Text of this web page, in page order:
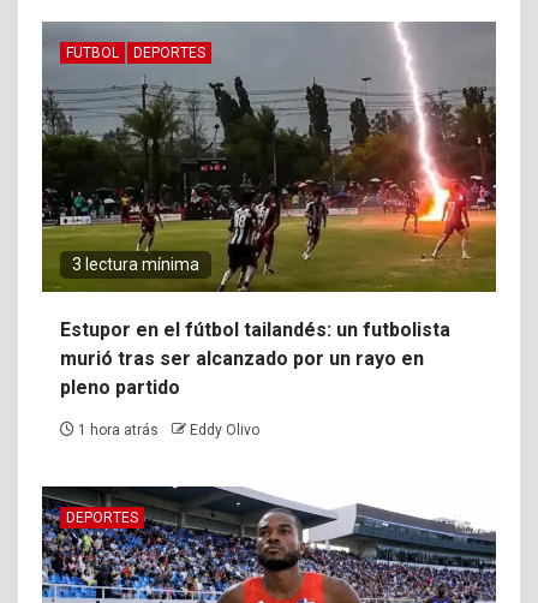
FUTBOL DEPORTES
3 lectura mínima
Estupor en el fútbol tailandés: un futbolista
murió tras ser alcanzado por un rayo en
pleno partido
1 hora atrás Eddy Olivo
DEPORTES